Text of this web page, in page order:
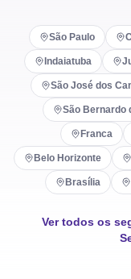
São Paulo
Indaiatuba
São José dos
São Bernardo
Franca
Belo Horizonte
Brasília
Ver todos os